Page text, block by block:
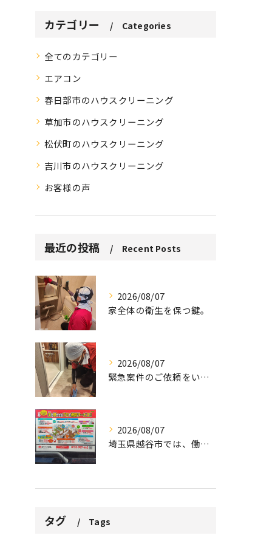
カテゴリー Categories
全てのカテゴリー
エアコン
春日部市のハウスクリーニング
草加市のハウスクリーニング
松伏町のハウスクリーニング
吉川市のハウスクリーニング
お客様の声
最近の投稿 Recent Posts
2026/08/07
家全体の衛生を保つ鍵。
2026/08/07
緊急案件のご依頼をいただきました。
2026/08/07
埼玉県越谷市では、働きながら子育てをする家庭が増える中、ハウ...
タグ Tags